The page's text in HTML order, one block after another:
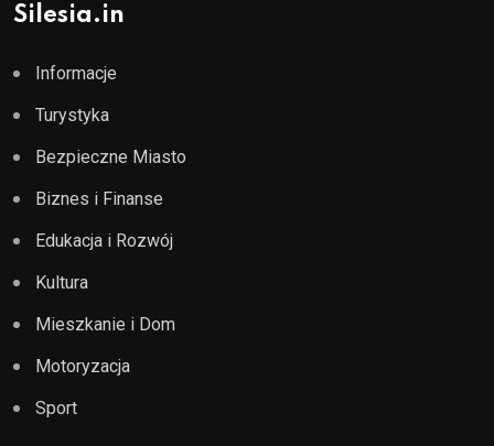
Silesia.in
Informacje
Turystyka
Bezpieczne Miasto
Biznes i Finanse
Edukacja i Rozwój
Kultura
Mieszkanie i Dom
Motoryzacja
Sport